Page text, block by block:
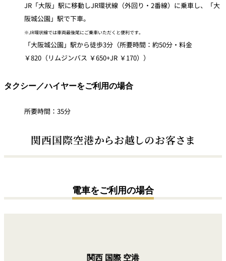
JR「大阪」駅に移動しJR環状線（外回り・2番線）に乗車し、「大
阪城公園」駅で下車。
※JR環状線では車両最後尾にご乗車いただくと便利です。
「大阪城公園」駅から徒歩3分（所要時間：約50分・料金
￥820（リムジンバス ￥650+JR ￥170））
タクシー／ハイヤーをご利用の場合
所要時間：35分
関西国際空港からお越しのお客さま
電車をご利用の場合
関西 国際空港